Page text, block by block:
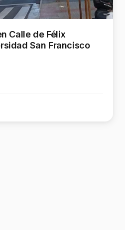
Calle de Félix
San Francisco